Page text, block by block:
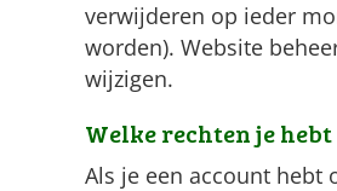
verwijderen op ieder
worden). Website
wijzigen.
Welke rechten je
Als je een account hebt